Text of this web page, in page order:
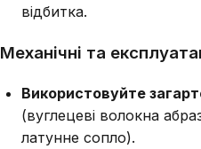
відбитка.
Механічні та
Використовуйте
(вуглецеві волокна
латунне сопло).